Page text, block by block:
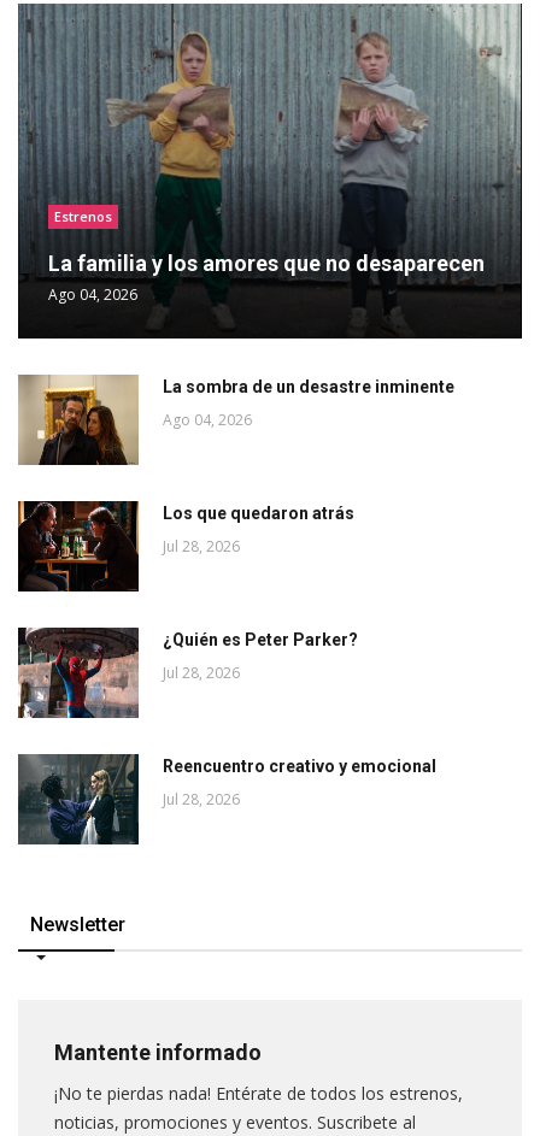
Estrenos
La familia y los amores que no desaparecen
Ago 04, 2026
La sombra de un desastre inminente
Ago 04, 2026
Los que quedaron atrás
Jul 28, 2026
¿Quién es Peter Parker?
Jul 28, 2026
Reencuentro creativo y emocional
Jul 28, 2026
Newsletter
Mantente informado
¡No te pierdas nada! Entérate de todos los estrenos,
noticias, promociones y eventos. Suscribete al